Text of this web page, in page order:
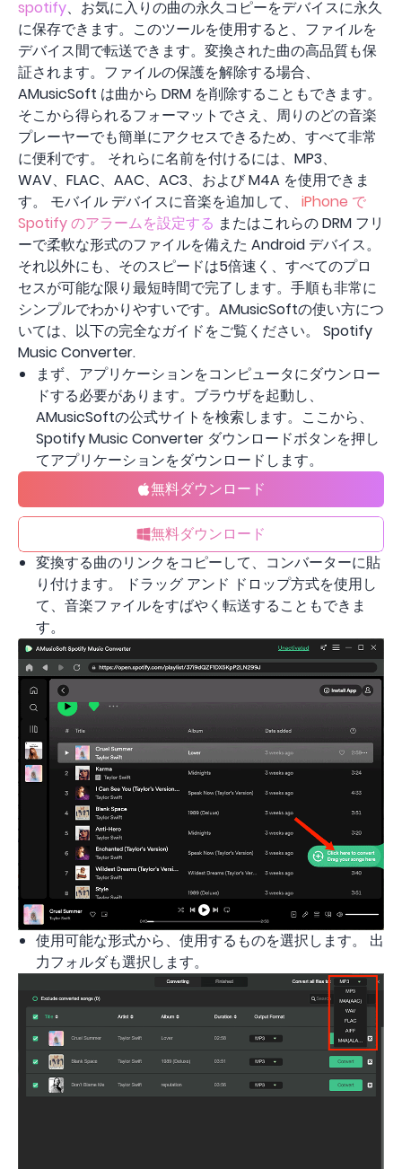
spotify、お気に入りの曲の永久コピーをデバイスに永久
に保存できます。このツールを使用すると、ファイルを
デバイス間で転送できます。変換された曲の高品質も保
証されます。ファイルの保護を解除する場合、
AMusicSoft は曲から DRM を削除することもできます。
そこから得られるフォーマットでさえ、周りのどの音楽
プレーヤーでも簡単にアクセスできるため、すべて非常
に便利です。 それらに名前を付けるには、MP3、
WAV、FLAC、AAC、AC3、および M4A を使用できま
す。 モバイル デバイスに音楽を追加して、 iPhone で
Spotify のアラームを設定する またはこれらの DRM フリ
ーで柔軟な形式のファイルを備えた Android デバイス。
それ以外にも、そのスピードは5倍速く、すべてのプロ
セスが可能な限り最短時間で完了します。手順も非常に
シンプルでわかりやすいです。AMusicSoftの使い方につ
いては、以下の完全なガイドをご覧ください。 Spotify
Music Converter.
まず、アプリケーションをコンピュータにダウンロー
ドする必要があります。ブラウザを起動し、
AMusicSoftの公式サイトを検索します。ここから、
Spotify Music Converter ダウンロードボタンを押し
てアプリケーションをダウンロードします。
無料ダウンロード
無料ダウンロード
変換する曲のリンクをコピーして、コンバーターに貼
り付けます。 ドラッグ アンド ドロップ方式を使用し
て、音楽ファイルをすばやく転送することもできま
す。
使用可能な形式から、使用するものを選択します。 出
力フォルダも選択します。